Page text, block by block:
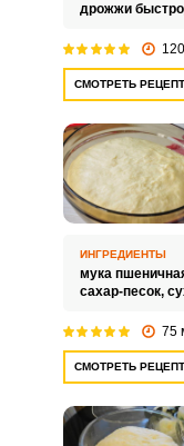
дрожжи
СМОТРЕТЬ РЕЦЕПТ
ИНГРЕДИЕНТЫ
мука
сахар-песок,
75
СМОТРЕТЬ РЕЦЕПТ